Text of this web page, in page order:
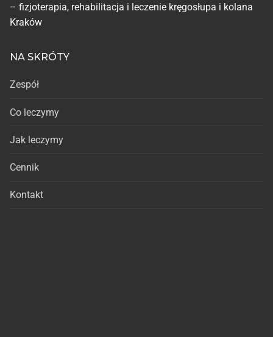
– fizjoterapia, rehabilitacja i leczenie kręgosłupa i kolana
Kraków
NA SKRÓTY
Zespół
Co leczymy
Jak leczymy
Cennik
Kontakt